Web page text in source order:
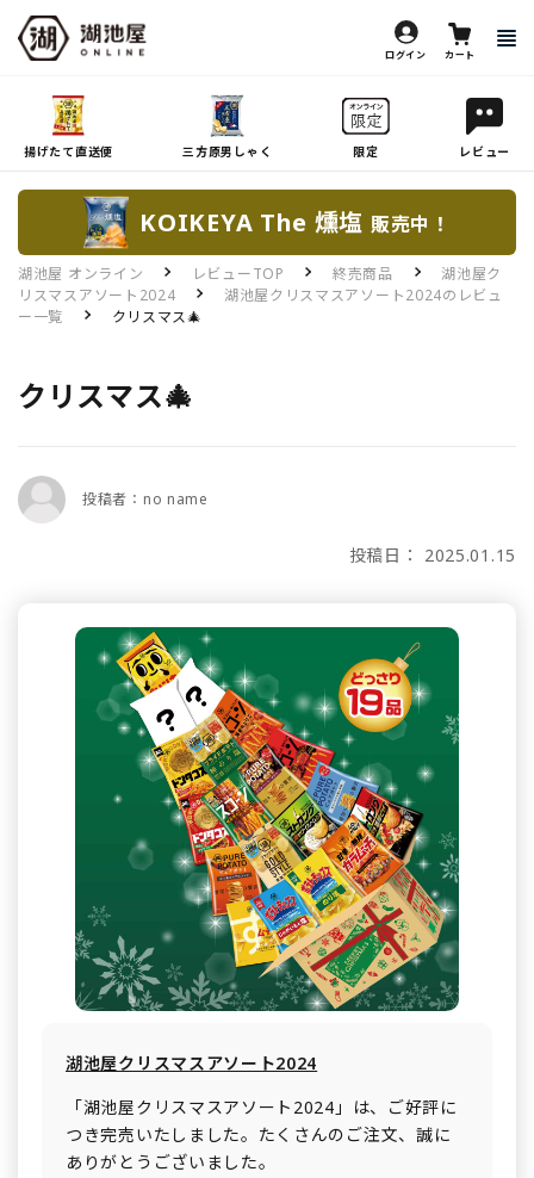
ログイン カート
揚げたて直送便 三方原男しゃく 限定 レビュー
KOIKEYA The 燻塩 販売中！
湖池屋 オンライン レビューTOP 終売商品
湖池屋ク
リスマスアソート2024
湖池屋クリスマスアソート2024のレビュ
ー一覧
クリスマス🎄
クリスマス🎄
投稿者：no name
投稿日： 2025.01.15
湖池屋クリスマスアソート2024
「湖池屋クリスマスアソート2024」は、ご好評に
つき完売いたしました。たくさんのご注文、誠に
ありがとうございました。